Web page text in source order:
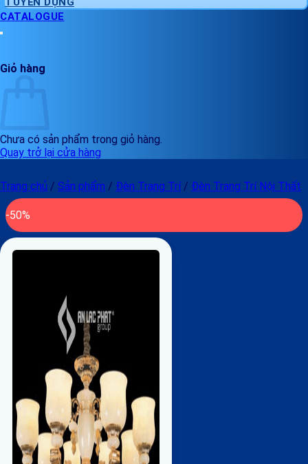
CATALOGUE
Giỏ hàng
Chưa có sản phẩm trong giỏ hàng.
Quay trở lại cửa hàng
Trang chủ / Sản phẩm / Đèn Trang Trí / Đèn Trang Trí Nội Thất
-50%